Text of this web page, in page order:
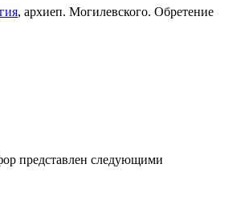
, архиеп. Могилевского. Обретение
представлен следующими